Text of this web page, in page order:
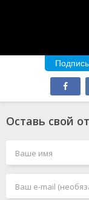
Оставь свой